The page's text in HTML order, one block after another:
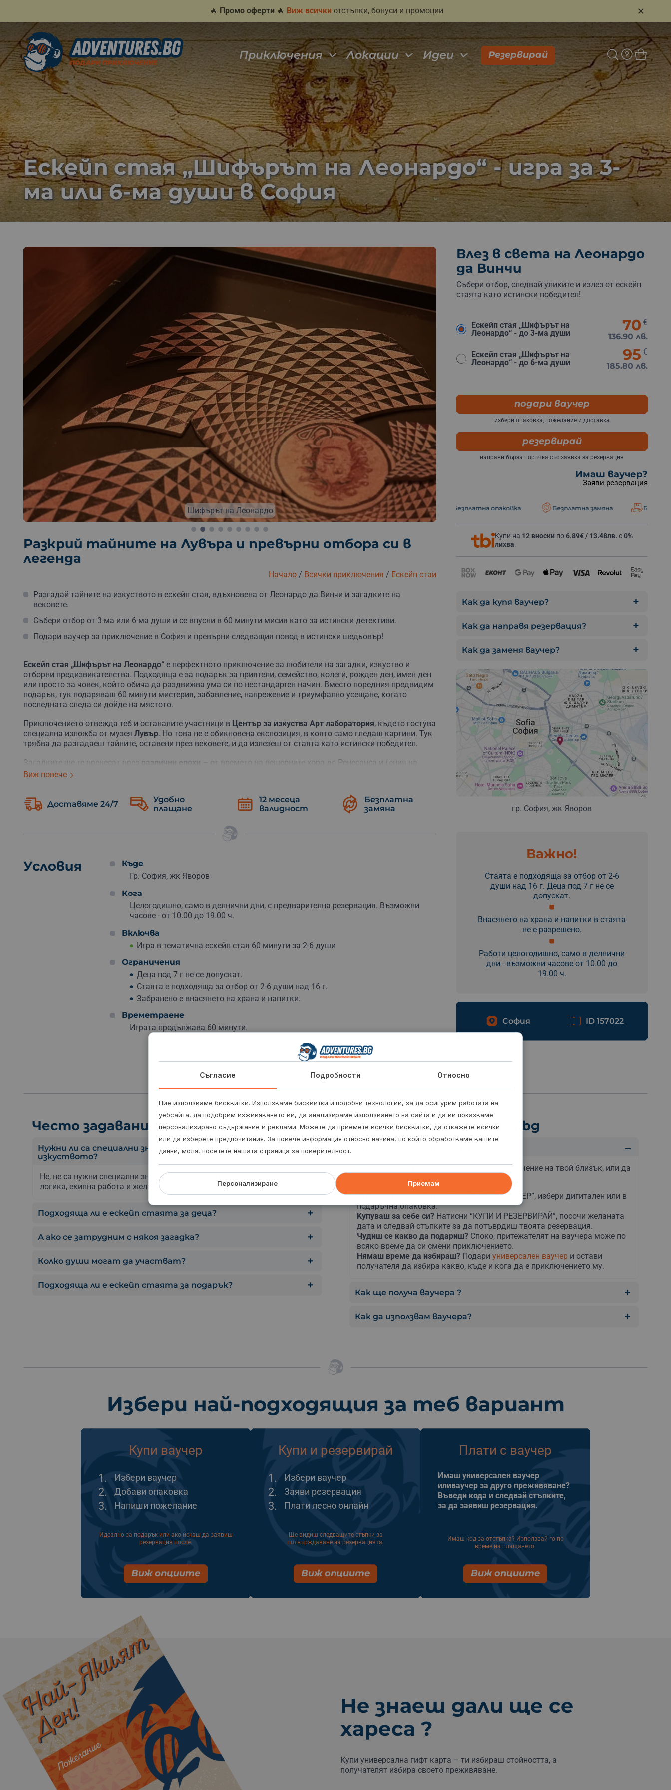
🔥 Промо оферти 🔥 Виж всички отстъпки, бонуси и промоции ×
Приключения Локации Идеи Резервирай
Eскейп стая „Шифърът на Леонардо“ - игра за 3-
ма или 6-ма души в София
Шифърът на Леонардо Ескейп
Разкрий тайните на Лувъра и превърни отбора си в
легенда
Начало/ Всички приключения / Ескейп стаи
Разгадай тайните на изкуството в ескейп стая, вдъхновена от Леонардо да Винчи и загадките на
вековете.
Събери отбор от 3-ма или 6-ма души и се впусни в 60 минути мисия като за истински детективи.
Подари ваучер за приключение в София и превърни следващия повод в истински шедьовър!
Ескейп стая „Шифърът на Леонардо“ е перфектното приключение за любители на загадки, изкуство и
отборни предизвикателства. Подходяща е за подарък за приятели, семейство, колеги, рожден ден, имен ден
или просто за човек, който обича да раздвижва ума си по нестандартен начин. Вместо поредния предвидим
подарък, тук подаряваш 60 минути мистерия, забавление, напрежение и триумфално усещане, когато
последната следа си дойде на мястото.
Приключението отвежда теб и останалите участници в Център за изкуства Арт лаборатория, където гостува
специална изложба от музея Лувър. Но това не е обикновена експозиция, в която само гледаш картини. Тук
трябва да разгадаеш тайните, оставени през вековете, и да излезеш от стаята като истински победител.
Загадките ще те пренесат през различни епохи – от времето на пещерните хора до Ренесанса и гения на
Леонардо да Винчи. Ще трябва да наблюдаваш внимателно, да свързваш улики, да мислиш нестандартно и
Играта продължава
и е подходяща за група от до 6-ма души. Не са нужни специални знания по
въображението, логическото мислене и умението да действаш под напрежение – нопо най-приятния
Организирай компанията или подари ваучер на близък човек, който обича загадки, култура и приключения
с характер. „Шифърът на Леонардо“ е чудесен начин да
заедно можете да разчетете дори най-тайнствените следи.
Виж повече
Доставяме 24/7
Удобно
плащане
12 месеца
валидност
Безплатна
замяна
Условия
Къде
Гр. София, жк Яворов
Кога
Целогодишно, само в делнични дни, с предварителна резервация. Възможни
часове - от 10.00 до 19.00 ч.
Включва
Игра в тематична ескейп стая 60 минути за 2-6 души
Ограничения
Деца под 7 г не се допускат.
Стаята е подходяща за отбор от 2-6 души над 16 г.
Забранено е внасянето на храна и напитки.
Времетраене
Играта продължава 60 минути.
Влез в света на Леонардо
да Винчи
Събери отбор, следвай уликите и излез от ескейп
стаята като истински победител!
Eскейп стая „Шифърът на
Леонардо“ - до 3-ма души
70 €
136.90 лв.
Eскейп стая „Шифърът на
Леонардо“ - до 6-ма души
95 €
185.80 лв.
подари ваучер
избери опаковка, пожелание и доставка
резервирай
направи бърза поръчка със заявка за резервация
Имаш ваучер?
Заяви резервация
Безплатна доставка Безплатна опаковка Безплатна замяна Безплатна доставка Безплатна опаковка Безплатна замяна Безплатна доставка
Купи на 12 вноски по6.89€ / 13.48лв. с0%
лихва.
Как да купя ваучер?
Как да направя резервация?
Как да заменя ваучер?
гр. София, жк Яворов
Важно!
Стаята е подходяща за отбор от 2-6
души над 16 г. Деца под 7 г не се
допускат.
Внасянето на храна и напитки в стаята
не е разрешено.
Работи целогодишно, само в делнични
дни - възможни часове от 10.00 до
19.00 ч.
София ID 157022
Често задавани въпроси
Нужни ли са специални знания за Леонардо да Винчи или
изкуството?
Не, не са нужни специални знания. Достатъчни са наблюдателност,
логика, екипна работа и желание за забавление.
Подходяща ли е ескейп стаята за деца?
А ако се затрудним с някоя загадка?
Колко души могат да участват?
Подходяща ли е ескейп стаята за подарък?
Kак работи Adventures.bg
С Adventures.bg можеш да подариш приключение на твой близък, или да
Купуваш подарък?Натисни “ПОДАРИ ВАУЧЕР”, избери дигитален или в
подаръчна опаковка.
Kупуваш за себе си? Натисни “КУПИ И РЕЗЕРВИРАЙ”, посочи желаната
дата и следвай стъпките за да потъврдиш твоята резервация.
Чудиш се какво да подариш? Споко, притежателят на ваучера може по
всяко време да си смени приключението.
Нямаш време да избираш? Подари универсален ваучери остави
получателя да избира какво, къде и кога да е приключението му.
Как ще получа ваучера ?
Как да използвам ваучера?
Избери най-подходящия за теб вариант
Купи ваучер
1. Избери ваучер
2. Добави опаковка
3. Напиши пожелание
Идеално за подарък или ако искаш да заявиш
резервация после.
Виж опциите
Купи и резервирай
1. Избери ваучер
2. Заяви резервация
3. Плати лесно онлайн
Ще видиш следващите стъпки за
потвърждаване на резервацията.
Виж опциите
Плати с ваучер
Имаш универсален ваучер
иливаучер за друго преживяване?
Въведи кода и следвай стъпките,
за да заявиш резервация.
Имаш код за отстъпка? Използвай го по
време на плащането.
Виж опциите
Не знаеш дали ще се
хареса ?
Купи универсална гифт карта – ти избираш стойността, а
получателят избира своето преживяване.
Съгласие Подробности Относно
Ние използваме бисквитки. Използваме бисквитки и подобни технологии, за да осигурим работата на
уебсайта, да подобрим изживяването ви, да анализираме използването на сайта и да ви показваме
персонализирано съдържание и реклами. Можете да приемете всички бисквитки, да откажете всички
или да изберете предпочитания. За повече информация относно начина, по който обработваме вашите
данни, моля, посетете нашата страница за поверителност.
Персонализиране Приемам